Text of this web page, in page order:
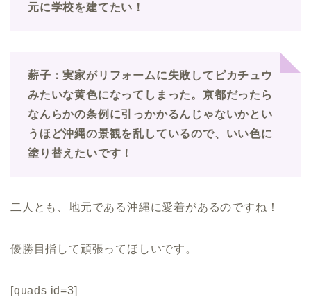
元に学校を建てたい！
薪子：実家がリフォームに失敗してピカチュウ
みたいな黄色になってしまった。京都だったら
なんらかの条例に引っかかるんじゃないかとい
うほど沖縄の景観を乱しているので、いい色に
塗り替えたいです！
二人とも、地元である沖縄に愛着があるのですね！
優勝目指して頑張ってほしいです。
[quads id=3]